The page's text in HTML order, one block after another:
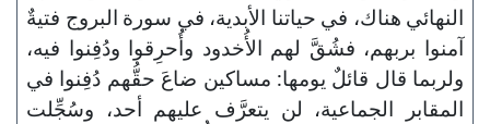
النهائي هناك، في حياتنا الأبدية، في سورة البروج فتيةٌ
آمنوا بربهم، فشُقَّ لهم الأُخدود وأُحرِقوا ودُفِنوا فيه،
ولربما قال قائلٌ يومها: مساكين ضاعَ حقُّهم دُفِنوا في
المقابر الجماعية، لن يتعرَّف عليهم أحد، وسُجِّلت